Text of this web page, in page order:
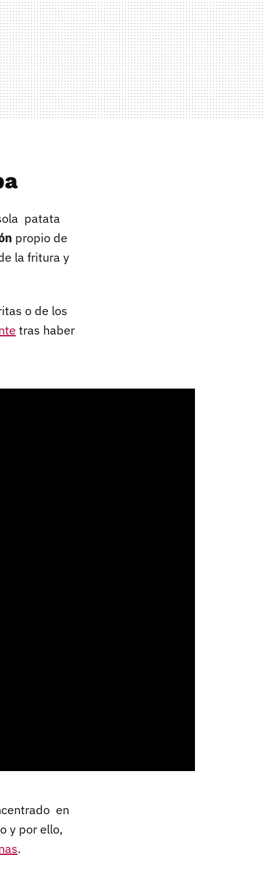
patata
propio de
la fritura y
o de los
tras haber
en
y por ello,
.